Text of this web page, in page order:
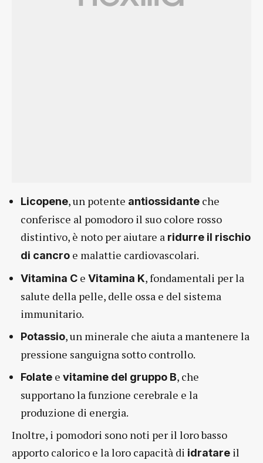
Licopene, un potente antiossidante che
conferisce al pomodoro il suo colore rosso
distintivo, è noto per aiutare a ridurre il rischio
di cancro e malattie cardiovascolari.
Vitamina C e Vitamina K, fondamentali per la
salute della pelle, delle ossa e del sistema
immunitario.
Potassio, un minerale che aiuta a mantenere la
pressione sanguigna sotto controllo.
Folate e vitamine del gruppo B, che
supportano la funzione cerebrale e la
produzione di energia.
Inoltre, i pomodori sono noti per il loro basso
apporto calorico e la loro capacità di idratare il